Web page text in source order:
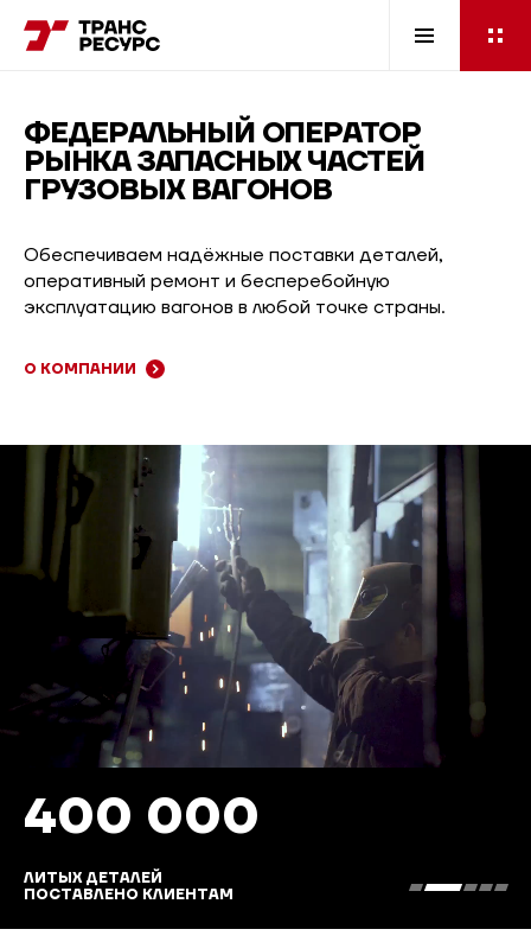
ФЕДЕРАЛЬНЫЙ ОПЕРАТОР
РЫНКА ЗАПАСНЫХ ЧАСТЕЙ
ГРУЗОВЫХ ВАГОНОВ
Обеспечиваем надёжные поставки деталей,
оперативный ремонт и бесперебойную
эксплуатацию вагонов в любой точке страны.
О КОМПАНИИ
400 000
ЛИТЫХ ДЕТАЛЕЙ
ПОСТАВЛЕНО КЛИЕНТАМ